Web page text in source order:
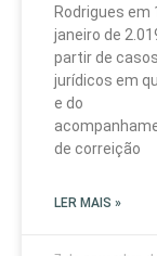
Rodrigues em
janeiro de
partir de casos
jurídicos em
e do
de correição
LER MAIS »